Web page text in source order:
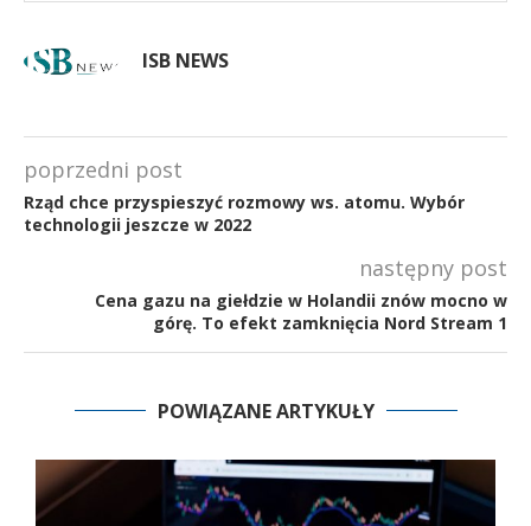
ISB NEWS
poprzedni post
Rząd chce przyspieszyć rozmowy ws. atomu. Wybór
technologii jeszcze w 2022
następny post
Cena gazu na giełdzie w Holandii znów mocno w
górę. To efekt zamknięcia Nord Stream 1
POWIĄZANE ARTYKUŁY